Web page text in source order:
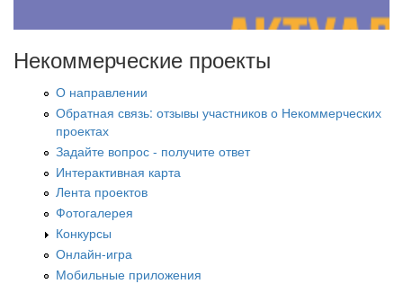
Некоммерческие проекты
О направлении
Обратная связь: отзывы участников о Некоммерческих
проектах
Задайте вопрос - получите ответ
Интерактивная карта
Лента проектов
Фотогалерея
Конкурсы
Онлайн-игра
Мобильные приложения